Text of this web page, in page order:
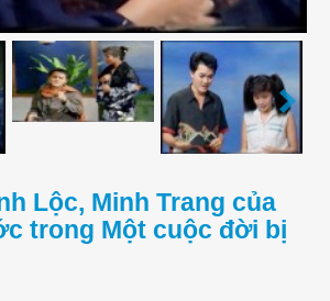
Lộc, Minh Trang của
trong Một cuộc đời bị